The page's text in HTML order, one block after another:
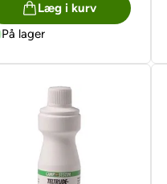
Læg i kurv
På lager